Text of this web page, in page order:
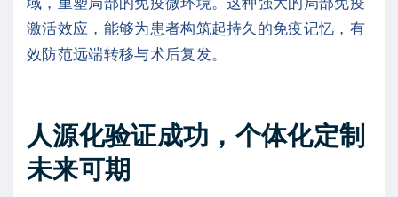
激活效应，能够为患者构筑起持久的免疫记忆，有
效防范远端转移与术后复发。
人源化验证成功，个体化定制
未来可期